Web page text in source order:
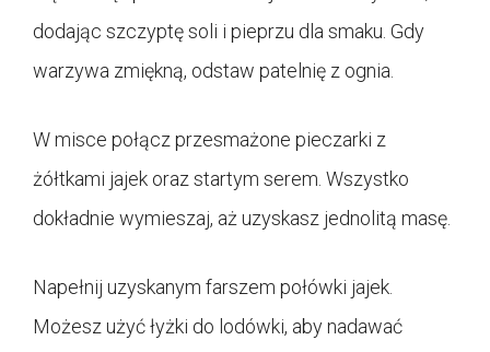
dodając szczyptę soli i pieprzu dla smaku. Gdy
warzywa zmiękną, odstaw patelnię z ognia.
W misce połącz przesmażone pieczarki z
żółtkami jajek oraz startym serem. Wszystko
dokładnie wymieszaj, aż uzyskasz jednolitą masę.
Napełnij uzyskanym farszem połówki jajek.
Możesz użyć łyżki do lodówki, aby nadawać